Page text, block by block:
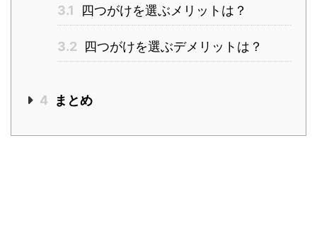
3.1 四つがけを選ぶメリットは？
3.2 四つがけを選ぶデメリットは？
4 まとめ